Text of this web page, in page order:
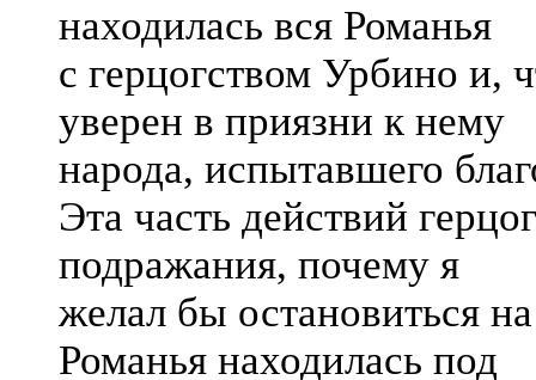
находилась вся Романья
с герцогством Урбино и,
уверен в приязни к нему
народа, испытавшего
Эта часть действий
подражания, почему я
желал бы остановиться
Романья находилась под